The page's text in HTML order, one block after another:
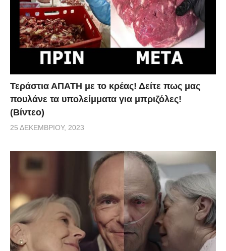
Ο αέρας στο μπουκάλι θα αναρροφήσει τον κρόκο
στο εσωτερικό του. 3. Χρησιμοποιώντας ένα
βαμβάκι, βουτήξτε το στο ασπράδι και εφαρμόστε
στα βλέφαρά σας. Χρησιμοποιήστε αρκετή
ποσότητα, όχι όμως τόση που να στάζει. Προσeξτε
να μη μπει στα μάτια σας. 4. Κρατήστε τα μάτια σας
κλειστά και περιμένετε το ασπράδι να στεγνώσει
ορατά και θα διαρκέσουν για μερικές μέρες.
Μπορείτε να το εφαρμόζετε μια φορά την εβδομάδα
ή ακόμα και καθημερινά, μιας και είναι απολύτως
φυσικό. Το βίντεο δίνει κάποιες επιπλέον οδηγίες για
μερικές ασκήσεις που θα σας βοηθήσουν να σφίξετε
τα πεσμένα βλέφαρα και να μειώσετε τις ρυτίδες.
Τεράστια ΑΠΑΤΗ με το κρέας! Δείτε πως μας
πουλάνε τα υπολείμματα για μπριζόλες!
(Βίντεο)
25 ΔΕΚΕΜΒΡΊΟΥ, 2023